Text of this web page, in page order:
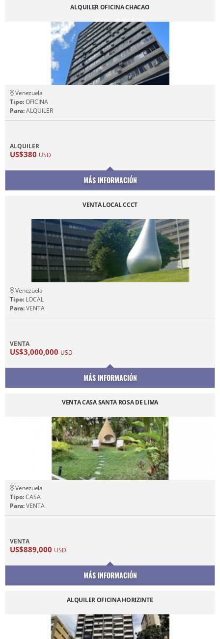
ALQUILER OFICINA CHACAO
Venezuela
Tipo:OFICINA
Para:ALQUILER
ALQUILER
US$380 USD
MÁS INFORMACIÓN
VENTA LOCAL CCCT
Venezuela
Tipo: LOCAL
Para:VENTA
VENTA
US$3,000,000 USD
MÁS INFORMACIÓN
VENTA CASA SANTA ROSA DE LIMA
Venezuela
Tipo:CASA
Para:VENTA
VENTA
US$889,000 USD
MÁS INFORMACIÓN
ALQUILER OFICINA HORIZINTE